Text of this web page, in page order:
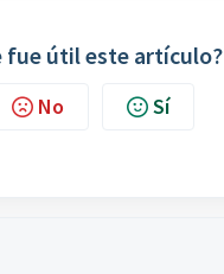
fue útil este artículo?
No Sí